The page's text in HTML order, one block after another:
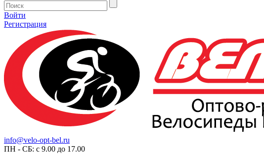
Войти
Регистрация
info@velo-opt-bel.ru
ПН - СБ: с 9.00 до 17.00